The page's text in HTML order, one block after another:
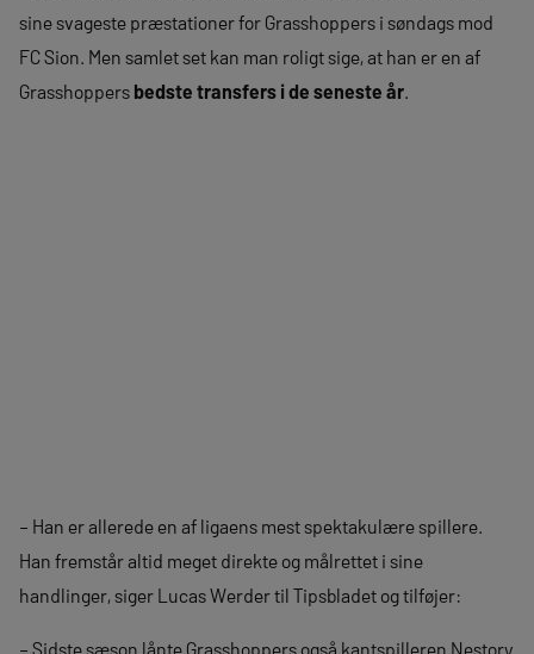
sine svageste præstationer for Grasshoppers i søndags mod
FC Sion. Men samlet set kan man roligt sige, at han er en af ​​
Grasshoppers bedste transfers i de seneste år
– Han er allerede en af ​​ligaens mest spektakulære spillere.
Han fremstår altid meget direkte og målrettet i sine
handlinger, siger Lucas Werder til Tipsbladet og tilføjer:
– Sidste sæson lånte Grasshoppers også kantspilleren Nestory